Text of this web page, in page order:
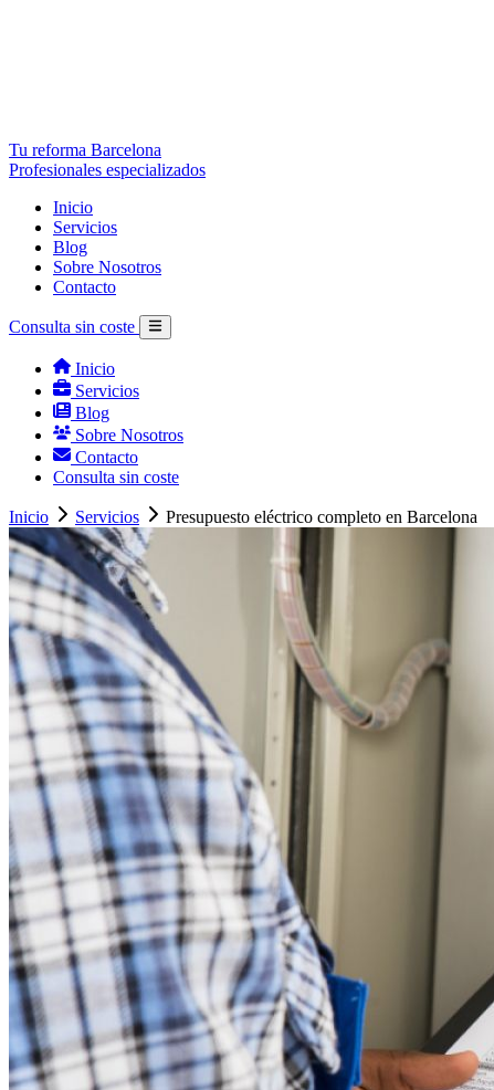
Tu reforma Barcelona
Profesionales especializados
Inicio
Servicios
Blog
Sobre Nosotros
Contacto
Consulta sin coste
Inicio
Servicios
Blog
Sobre Nosotros
Contacto
Consulta sin coste
Inicio Servicios Presupuesto eléctrico completo en Barcelona